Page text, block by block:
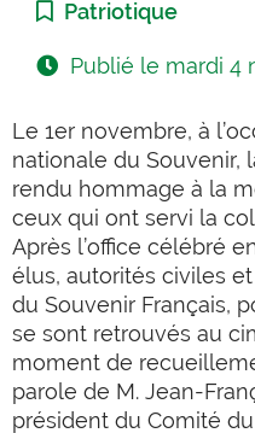
Catégorie :
Patriotique
Publié le mardi 4
Le 1er novembre, à
nationale du Souvenir,
rendu hommage à la
ceux qui ont servi la
Après l’office célébré
élus, autorités civiles
du Souvenir Français,
se sont retrouvés au
moment de
parole de M. Jean-
président du Comité